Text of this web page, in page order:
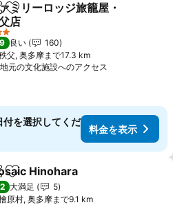
アお気に入りに追加
ミリーロッジ旅籠屋・
店
を表示
テルのランク
良い
160
父, 奥多摩まで17.3 km
地元の文化施設へのアクセス
を選択してくだ
料金を表示
アお気に入りに追加
Hinohara
大満足
5
原村, 奥多摩まで9.1 km